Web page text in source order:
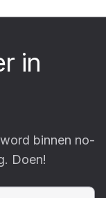
in
binnen no-
Doen!